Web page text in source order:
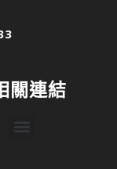
關連結